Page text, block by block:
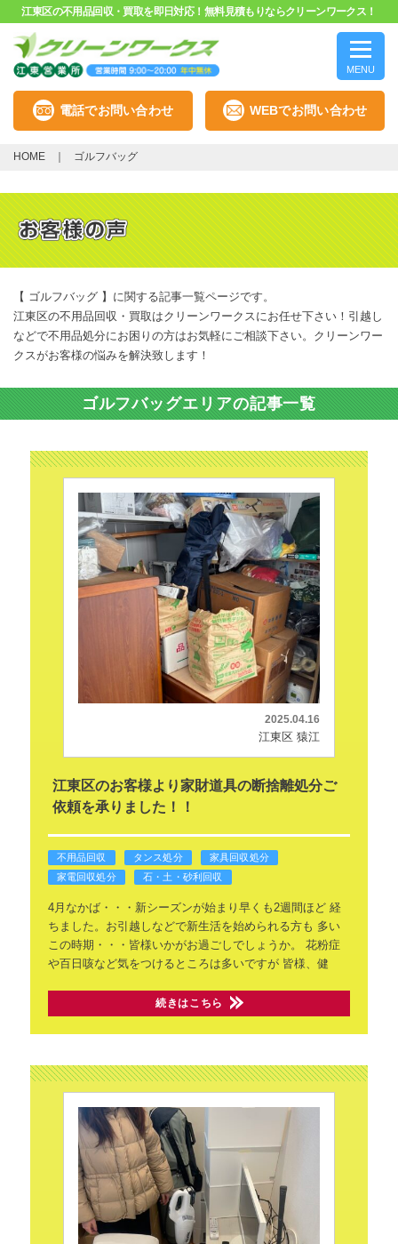
江東区の不用品回収・買取を即日対応！無料見積もりならクリーンワークス！
MENU
電話でお問い合わせ WEBでお問い合わせ
HOME ゴルフバッグ
【 ゴルフバッグ 】に関する記事一覧ページです。
江東区の不用品回収・買取はクリーンワークスにお任せ下さい！引越し
などで不用品処分にお困りの方はお気軽にご相談下さい。クリーンワー
クスがお客様の悩みを解決致します！
ゴルフバッグエリアの記事一覧
2025.04.16
江東区 猿江
江東区のお客様より家財道具の断捨離処分ご
依頼を承りました！！
不用品回収 タンス処分
家具回収処分
家電回収処分
石・土・砂利回収
4月なかば・・・新シーズンが始まり早くも2週間ほど経
ちました。お引越しなどで新生活を始められる方も 多い
この時期・・・皆様いかがお過ごしでしょうか。
花粉症
や百日咳など気をつけるところは多いですが皆様、健
続きはこちら